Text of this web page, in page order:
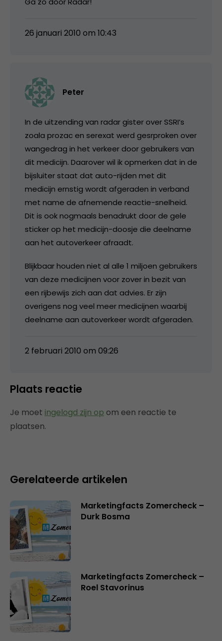
26 januari 2010 om 10:43
Peter
In de uitzending van radar gister over SSRI’s
zoala prozac en serexat werd gesrproken over
wangedrag in het verkeer door gebruikers van
dit medicijn. Daarover wil ik opmerken dat in de
bijsluiter staat dat auto-rijden met dit
medicijn ernstig wordt afgeraden in verband
met name de afnemende reactie-snelheid.
Dit is ook nogmaals benadrukt door de gele
sticker op het medicijn-doosje die deelname
aan het autoverkeer afraadt.
Blijkbaar houden niet al alle 1 miljoen gebruikers
van deze medicijnen voor zover in bezit van
een rijbewijs zich aan dat advies. Er zijn
overigens nog veel meer medicijnen waarbij
deelname aan autoverkeer wordt afgeraden.
2 februari 2010 om 09:26
Plaats reactie
Je moet ingelogd zijn op om een reactie te
plaatsen.
Gerelateerde artikelen
Marketingfacts Zomercheck –
Durk Bosma
Marketingfacts Zomercheck –
Roel Stavorinus